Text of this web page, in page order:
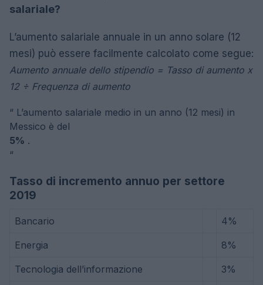
salariale?
L’aumento salariale annuale in un anno solare (12
mesi) può essere facilmente calcolato come segue:
Aumento annuale dello stipendio = Tasso di aumento x
12 ÷ Frequenza di aumento
“ L’aumento salariale medio in un anno (12 mesi) in
Messico è del
5% .
“
Tasso di incremento annuo per settore
2019
Bancario 4%
Energia 8%
Tecnologia dell’informazione 3%